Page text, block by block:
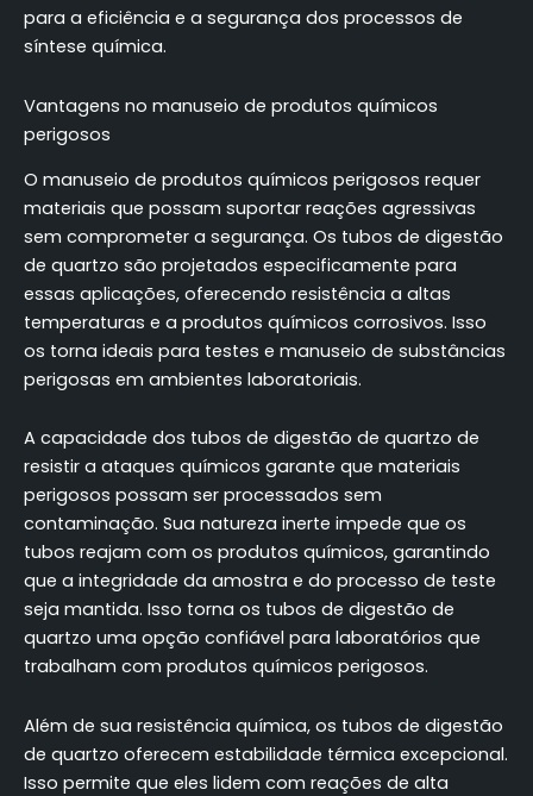
para a eficiência e a segurança dos processos de
síntese química.
Vantagens no manuseio de produtos químicos
perigosos
O manuseio de produtos químicos perigosos requer
materiais que possam suportar reações agressivas
sem comprometer a segurança. Os tubos de digestão
de quartzo são projetados especificamente para
essas aplicações, oferecendo resistência a altas
temperaturas e a produtos químicos corrosivos. Isso
os torna ideais para testes e manuseio de substâncias
perigosas em ambientes laboratoriais.
A capacidade dos tubos de digestão de quartzo de
resistir a ataques químicos garante que materiais
perigosos possam ser processados sem
contaminação. Sua natureza inerte impede que os
tubos reajam com os produtos químicos, garantindo
que a integridade da amostra e do processo de teste
seja mantida. Isso torna os tubos de digestão de
quartzo uma opção confiável para laboratórios que
trabalham com produtos químicos perigosos.
Além de sua resistência química, os tubos de digestão
de quartzo oferecem estabilidade térmica excepcional.
Isso permite que eles lidem com reações de alta